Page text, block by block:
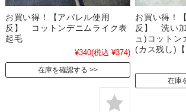
お買い得！【アパレル使用
反】 コットンデニムライク表
起毛
¥340(税込 ¥374)
在庫を確認する
お買い得！
反】 洗い
ュ)コット
(カス残し)【
在庫